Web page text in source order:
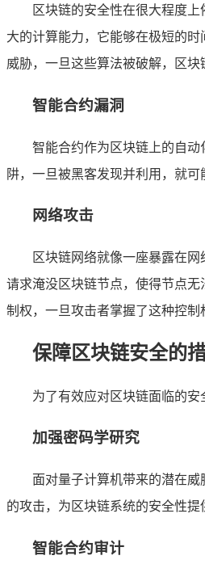
区块链的安全性在很大程度
大的计算能力，它能够在极短的
威胁，一旦这些算法被破解，区块
智能合约漏洞
智能合约作为区块链上的自
阱，一旦被黑客发现并利用，就
网络攻击
区块链网络就像一座暴露在
请求淹没区块链节点，使得节点
制权，一旦攻击者掌握了这种控制
保障区块链安全的
为了有效应对区块链面临的安
加强密码学研究
面对量子计算机带来的潜在
的攻击，为区块链系统的安全性
智能合约审计